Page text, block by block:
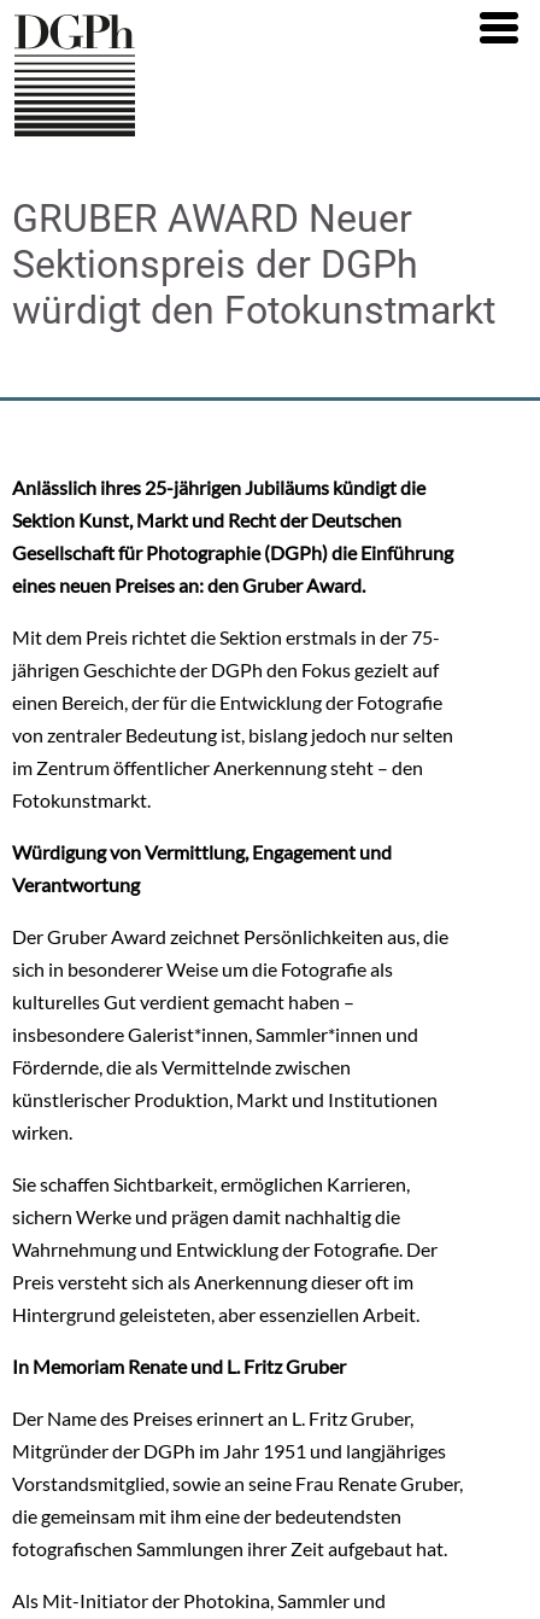
Direkt
zum
Inhalt
GRUBER AWARD Neuer
Sektionspreis der DGPh
würdigt den Fotokunstmarkt
Anlässlich ihres 25-jährigen Jubiläums kündigt die
Sektion Kunst, Markt und Recht der Deutschen
Gesellschaft für Photographie (DGPh) die Einführung
eines neuen Preises an: den Gruber Award.
Mit dem Preis richtet die Sektion erstmals in der 75-
jährigen Geschichte der DGPh den Fokus gezielt auf
einen Bereich, der für die Entwicklung der Fotografie
von zentraler Bedeutung ist, bislang jedoch nur selten
im Zentrum öffentlicher Anerkennung steht – den
Fotokunstmarkt.
Würdigung von Vermittlung, Engagement und
Verantwortung
Der Gruber Award zeichnet Persönlichkeiten aus, die
sich in besonderer Weise um die Fotografie als
kulturelles Gut verdient gemacht haben –
insbesondere Galerist*innen, Sammler*innen und
Fördernde, die als Vermittelnde zwischen
künstlerischer Produktion, Markt und Institutionen
wirken.
Sie schaffen Sichtbarkeit, ermöglichen Karrieren,
sichern Werke und prägen damit nachhaltig die
Wahrnehmung und Entwicklung der Fotografie. Der
Preis versteht sich als Anerkennung dieser oft im
Hintergrund geleisteten, aber essenziellen Arbeit.
In Memoriam Renate und L. Fritz Gruber
Der Name des Preises erinnert an L. Fritz Gruber,
Mitgründer der DGPh im Jahr 1951 und langjähriges
Vorstandsmitglied, sowie an seine Frau Renate Gruber,
die gemeinsam mit ihm eine der bedeutendsten
fotografischen Sammlungen ihrer Zeit aufgebaut hat.
Als Mit-Initiator der Photokina, Sammler und